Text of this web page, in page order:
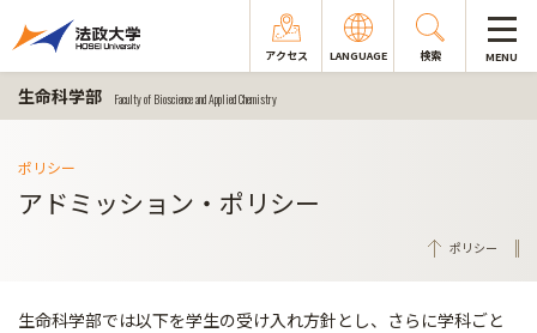
アクセス LANGUAGE 検索 MENU
生命科学部 Faculty of Bioscience and Applied Chemistry
ポリシー
アドミッション・ポリシー
ポリシー
生命科学部では以下を学生の受け入れ方針とし、さらに学科ごと